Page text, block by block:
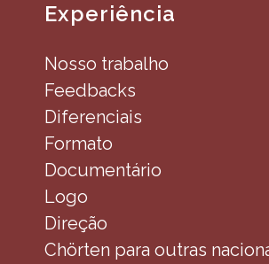
Experiência
Nosso trabalho
Feedbacks
Diferenciais
Formato
Documentário
Logo
Direção
Chörten para outras